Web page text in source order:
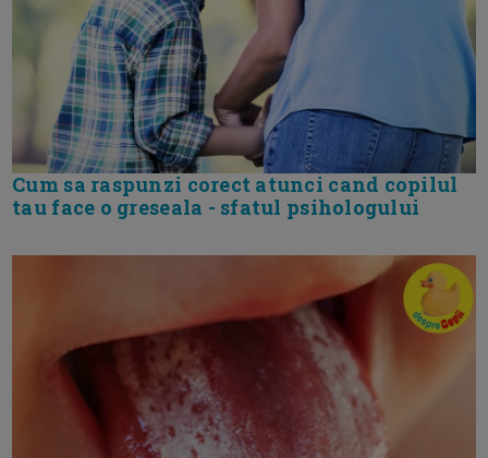
Cum sa raspunzi corect atunci cand copilul
tau face o greseala - sfatul psihologului